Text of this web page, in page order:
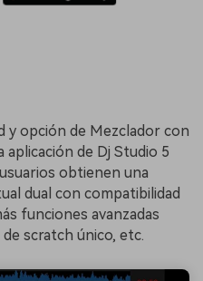
y opción de Mezclador con
aplicación de Dj Studio 5
obtienen una
dual con compatibilidad
funciones avanzadas
scratch único, etc.